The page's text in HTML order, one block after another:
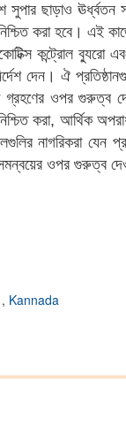
ছাড়াও ঊর্ধ্বতন
করা হবে। এই
কন্ট্রোল ব্যুরো
দেন। ঐ
গ্রহণের ওপর গুরুত্ব
করা, আর্থিক
নাগরিকরা যেন
সমন্বয়ের ওপর গুরুত্ব
, Kannada